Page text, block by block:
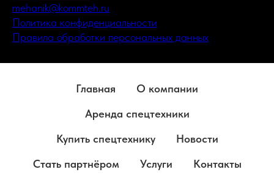
mehanik@kommteh.ru
Политика конфиденциальности
Правила обработки персональных данных
Главная
О компании
Аренда спецтехники
Купить спецтехнику
Новости
Стать партнёром
Услуги Контакты